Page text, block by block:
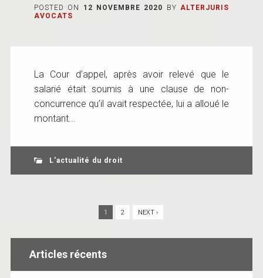
POSTED ON 12 NOVEMBRE 2020 BY ALTERJURIS
AVOCATS
La Cour d’appel, après avoir relevé que le
salarié était soumis à une clause de non-
concurrence qu’il avait respectée, lui a alloué le
montant...
L'actualité du droit
1 2 NEXT ›
Articles récents